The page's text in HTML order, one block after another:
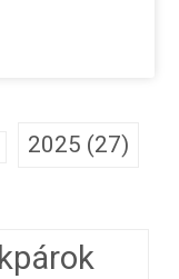
2025 (27)